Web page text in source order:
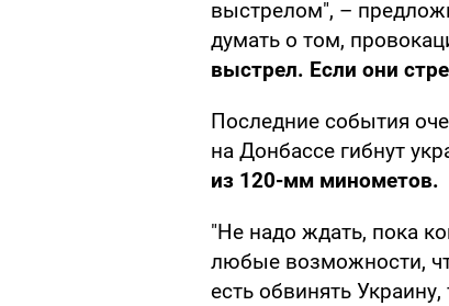
выстрелом", –
думать о том,
выстрел. Если они
Последние события
на Донбассе гибнут
из 120-мм минометов.
"Не надо ждать, пока
любые возможности,
есть обвинять